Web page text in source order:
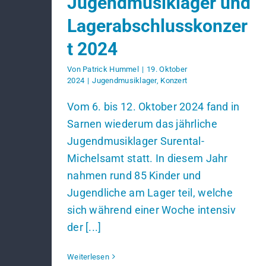
Lagerabschlusskonzer
t 2024
Von Patrick Hummel | 19. Oktober
2024 | Jugendmusiklager, Konzert
Vom 6. bis 12. Oktober 2024 fand in
Sarnen wiederum das jährliche
Jugendmusiklager Surental-
Michelsamt statt. In diesem Jahr
nahmen rund 85 Kinder und
Jugendliche am Lager teil, welche
sich während einer Woche intensiv
der [...]
Weiterlesen